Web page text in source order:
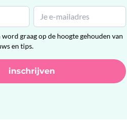
graag op de hoogte gehouden van
en tips.